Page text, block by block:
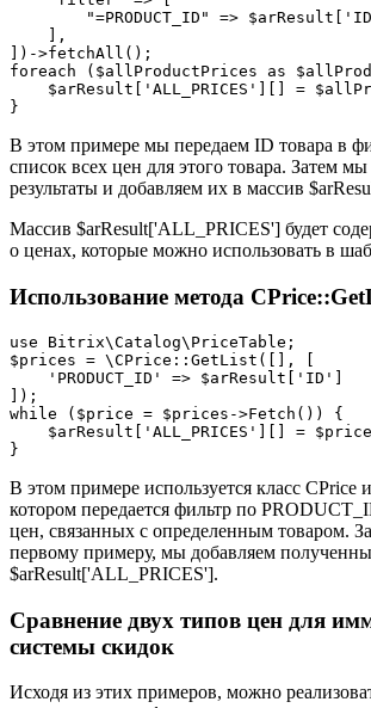
"=PRODUCT_ID" =>
    ],
])->fetchAll();
foreach ($allProductPrices as
$arResult['ALL_PRICES'][] =
В этом примере мы передаем ID товара в
список всех цен для этого товара. Затем
результаты и добавляем их в массив
Массив $arResult['ALL_PRICES'] будет
о ценах, которые можно использовать в
Использование метода
use Bitrix\Catalog\PriceTable;
$prices = \CPrice::GetList([], [
    'PRODUCT_ID' => $arResult['ID']
]);
while ($price = $prices->Fetch()) {
$arResult['ALL_PRICES'][] =
}
В этом примере используется класс CPrice
котором передается фильтр по
цен, связанных с определенным товаром.
первому примеру, мы добавляем
$arResult['ALL_PRICES'].
Сравнение двух типов цен для
системы скидок
Исходя из этих примеров, можно